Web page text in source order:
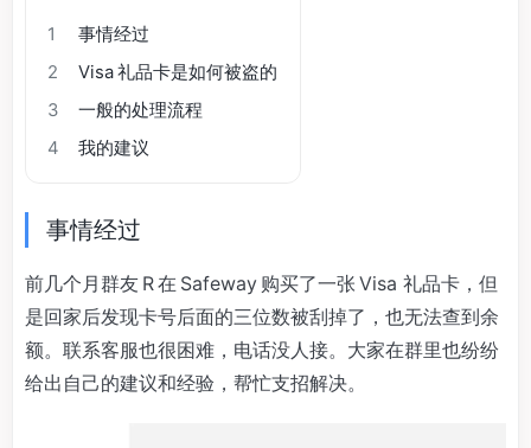
1
事情经过
2
Visa 礼品卡是如何被盗的
3
一般的处理流程
4
我的建议
事情经过
前几个月群友 R 在 Safeway 购买了一张 Visa 礼品卡，但
是回家后发现卡号后面的三位数被刮掉了，也无法查到余
额。联系客服也很困难，电话没人接。大家在群里也纷纷
给出自己的建议和经验，帮忙支招解决。